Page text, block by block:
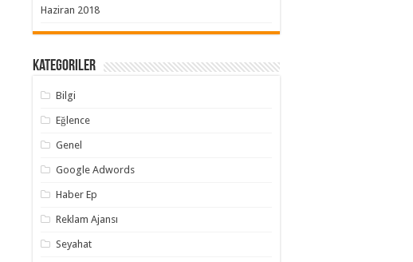
Haziran 2018
Kategoriler
Bilgi
Eğlence
Genel
Google Adwords
Haber Ep
Reklam Ajansı
Seyahat